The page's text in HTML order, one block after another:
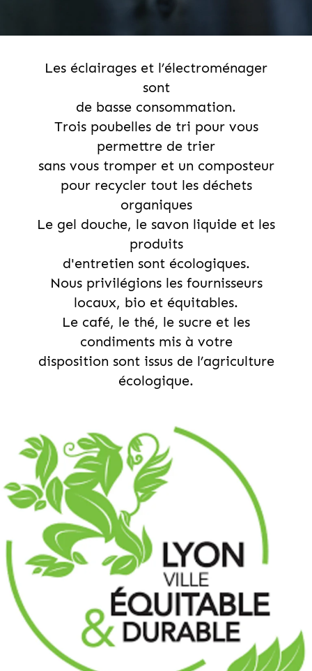
Les éclairages et l’électroménager
sont
de basse consommation.
Trois poubelles de tri pour vous
permettre de trier
sans vous tromper et un composteur
pour recycler tout les déchets
organiques
Le gel douche, le savon liquide et les
produits
d'entretien sont écologiques.
Nous privilégions les fournisseurs
locaux, bio et équitables.
Le café, le thé, le sucre et les
condiments mis à votre
disposition sont issus de l’agriculture
écologique.